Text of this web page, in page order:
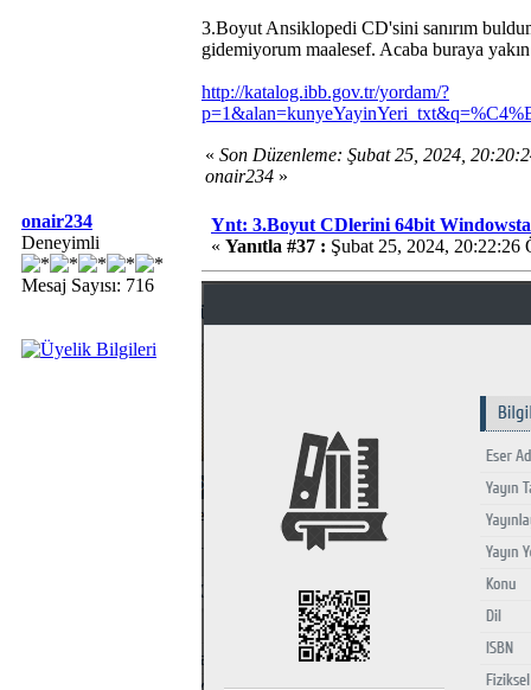
3.Boyut Ansiklopedi CD'sini sanırım
gidemiyorum maalesef. Acaba buraya
http://katalog.ibb.gov.tr/yordam/?
« Son Düzenleme: Şubat 25, 2024,
onair234 »
onair234
Deneyimli
Mesaj Sayısı: 716
Ynt: 3.Boyut CDlerini 64bit Windowsta
« Yanıtla #37 : Şubat 25, 2024, 20:22:26